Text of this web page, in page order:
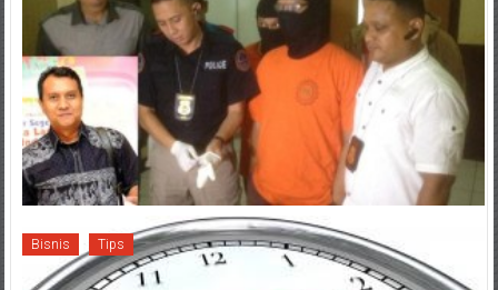
Bisnis Tips